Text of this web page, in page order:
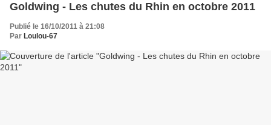
Goldwing - Les chutes du Rhin en octobre 2011
Publié le 16/10/2011 à 21:08
Par Loulou-67